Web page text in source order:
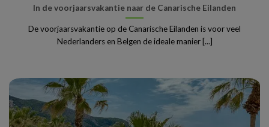
In de voorjaarsvakantie naar de Canarische Eilanden
De voorjaarsvakantie op de Canarische Eilanden is voor veel
Nederlanders en Belgen de ideale manier [...]